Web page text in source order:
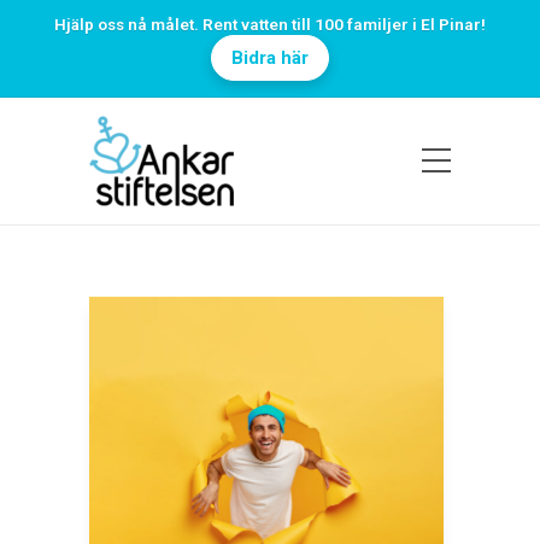
Hjälp oss nå målet. Rent vatten till 100 familjer i El Pinar!
Bidra här